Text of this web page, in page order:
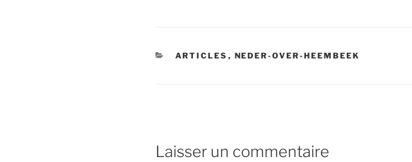
CATÉGORIES
ARTICLES , NEDER-OVER-HEEMBEEK
Laisser un commentaire